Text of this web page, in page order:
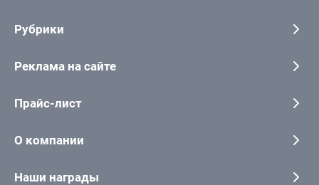
Рубрики
Реклама на сайте
Прайс-лист
О компании
Наши награды